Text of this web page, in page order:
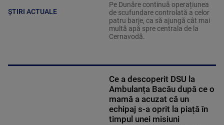
ȘTIRI ACTUALE
Pe Dunăre continuă operațiunea
de scufundare controlată a celor
patru barje, ca să ajungă cât mai
multă apă spre centrala de la
Cernavodă.
Ce a descoperit DSU la
Ambulanța Bacău după ce o
mamă a acuzat că un
echipaj s-a oprit la piață în
timpul unei misiuni